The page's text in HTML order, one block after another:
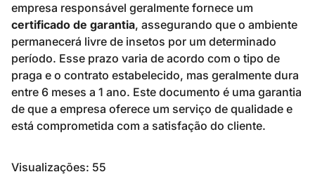
empresa responsável geralmente fornece um
certificado de garantia, assegurando que o ambiente
permanecerá livre de insetos por um determinado
período. Esse prazo varia de acordo com o tipo de
praga e o contrato estabelecido, mas geralmente dura
entre 6 meses a 1 ano. Este documento é uma garantia
de que a empresa oferece um serviço de qualidade e
está comprometida com a satisfação do cliente.
Visualizações: 55